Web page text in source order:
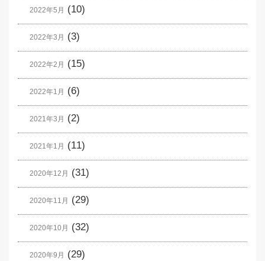
2022年5月 (10)
2022年3月 (3)
2022年2月 (15)
2022年1月 (6)
2021年3月 (2)
2021年1月 (11)
2020年12月 (31)
2020年11月 (29)
2020年10月 (32)
2020年9月 (29)